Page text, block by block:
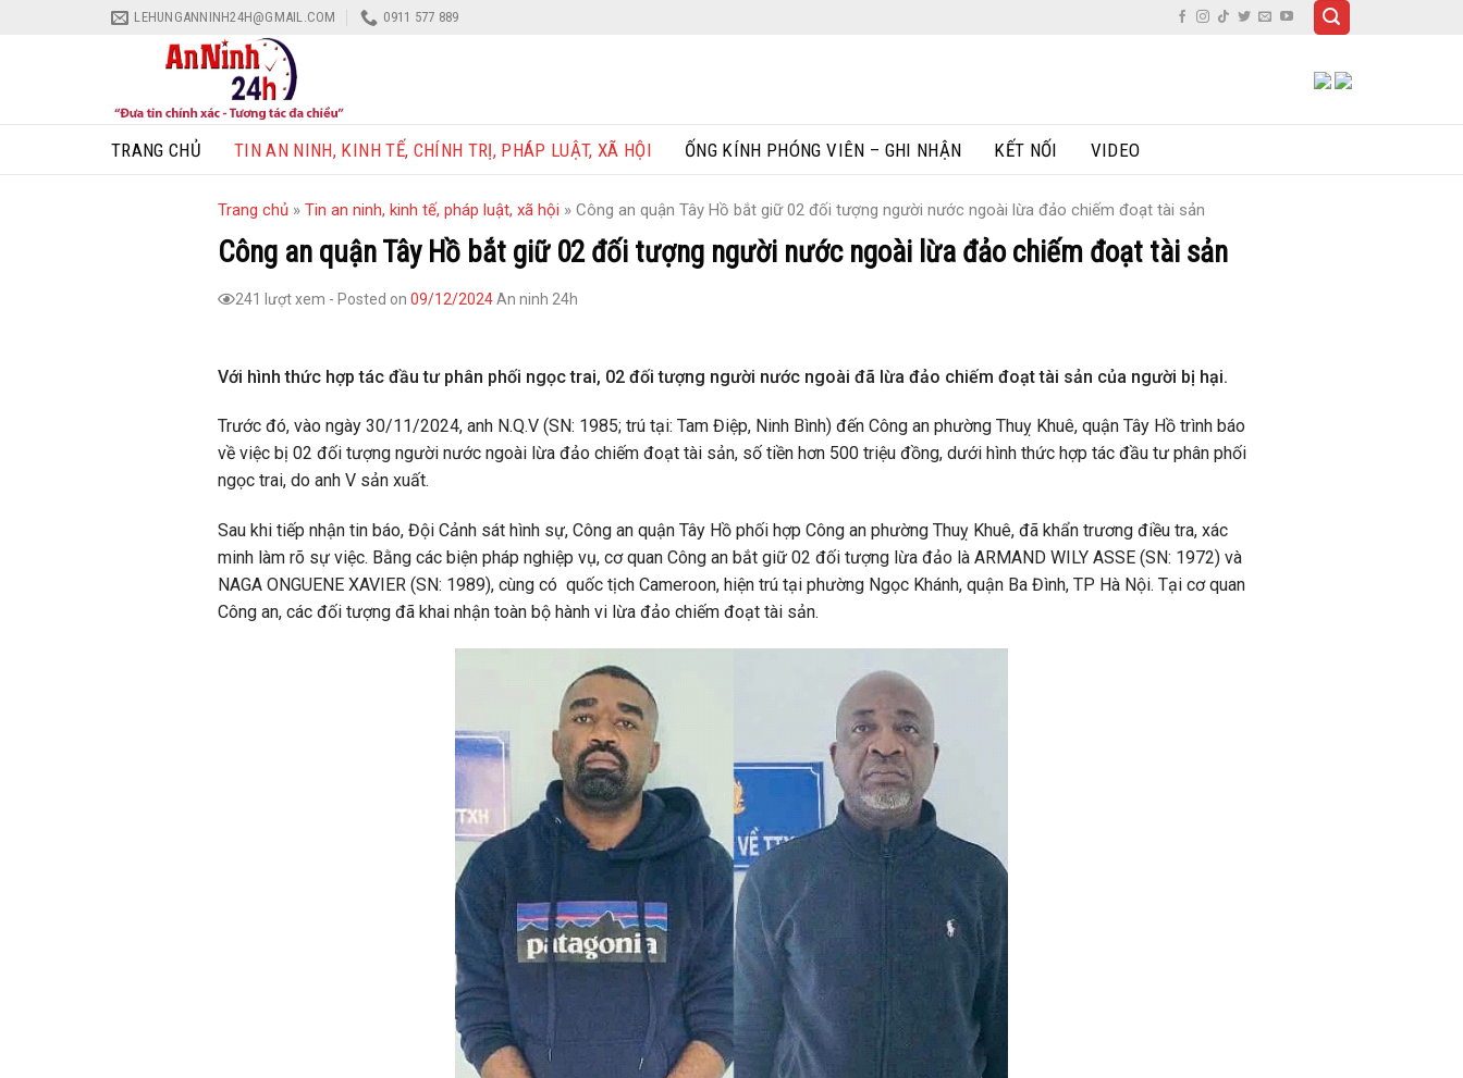
LEHUNGANNINH24H@GMAIL.COM 0911 577 889
TRANG CHỦ TIN AN NINH, KINH TẾ, CHÍNH TRỊ, PHÁP LUẬT, XÃ HỘI ỐNG KÍNH PHÓNG VIÊN – GHI NHẬN KẾT NỐI VIDEO
Trang chủ» Tin an ninh, kinh tế, pháp luật, xã hội » Công an quận Tây Hồ bắt giữ 02 đối tượng người nước ngoài lừa đảo chiếm đoạt tài sản
Công an quận Tây Hồ bắt giữ 02 đối tượng người nước ngoài lừa đảo chiếm đoạt tài sản
241 lượt xem - Posted on 09/12/2024An ninh 24h
Với hình thức hợp tác đầu tư phân phối ngọc trai, 02 đối tượng người nước ngoài đã lừa đảo chiếm đoạt tài sản của người bị hại.
Trước đó, vào ngày 30/11/2024, anh N.Q.V (SN: 1985; trú tại: Tam Điệp, Ninh Bình) đến Công an phường Thuỵ Khuê, quận Tây Hồ trình báo
về việc bị 02 đối tượng người nước ngoài lừa đảo chiếm đoạt tài sản, số tiền hơn 500 triệu đồng, dưới hình thức hợp tác đầu tư phân phối
ngọc trai, do anh V sản xuất.
Sau khi tiếp nhận tin báo, Đội Cảnh sát hình sự, Công an quận Tây Hồ phối hợp Công an phường Thuỵ Khuê, đã khẩn trương điều tra, xác
minh làm rõ sự việc. Bằng các biện pháp nghiệp vụ, cơ quan Công an bắt giữ 02 đối tượng lừa đảo là ARMAND WILY ASSE (SN: 1972) và
NAGA ONGUENE XAVIER (SN: 1989), cùng có quốc tịch Cameroon, hiện trú tại phường Ngọc Khánh, quận Ba Đình, TP Hà Nội. Tại cơ quan
Công an, các đối tượng đã khai nhận toàn bộ hành vi lừa đảo chiếm đoạt tài sản.